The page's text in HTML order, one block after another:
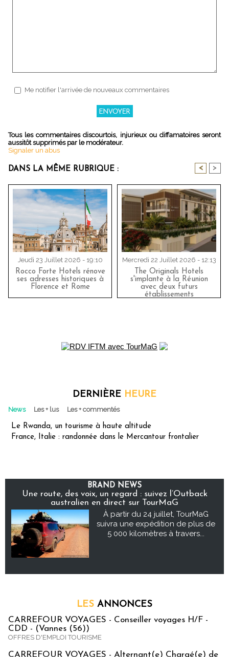
Me notifier l'arrivée de nouveaux commentaires
Tous les commentaires discourtois, injurieux ou diffamatoires seront
aussitôt supprimés par le modérateur.
Signaler un abus
DANS LA MÊME RUBRIQUE : < >
Jeudi 23 Juillet 2026 - 19:10
Rocco Forte Hotels rénove
ses adresses historiques à
Florence et Rome
Mercredi 22 Juillet 2026 - 12:13
The Originals Hotels
s'implante à la Réunion
avec deux futurs
établissements
DERNIÈRE HEURE
News Les + lus Les + commentés
Le Rwanda, un tourisme à haute altitude
France, Italie : randonnée dans le Mercantour frontalier
BRAND NEWS
Une route, des voix, un regard : suivez l’Outback
australien en direct sur TourMaG
À partir du 24 juillet, TourMaG
suivra une expédition de plus de
5 000 kilomètres à travers...
LES ANNONCES
CARREFOUR VOYAGES - Conseiller voyages H/F -
CDD - (Vannes (56))
OFFRES D'EMPLOI TOURISME
CARREFOUR VOYAGES - Alternant(e) Chargé(e) de